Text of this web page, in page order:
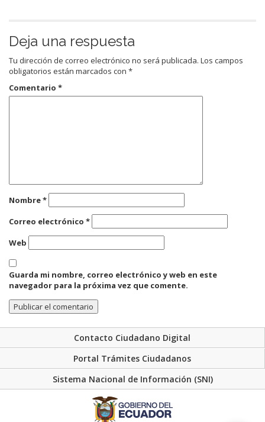
Deja una respuesta
Tu dirección de correo electrónico no será publicada. Los campos
obligatorios están marcados con *
Comentario *
Nombre*
Correo electrónico *
Web
Guarda mi nombre, correo electrónico y web en este
navegador para la próxima vez que comente.
Contacto Ciudadano Digital
Portal Trámites Ciudadanos
Sistema Nacional de Información (SNI)